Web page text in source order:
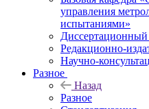
управления
испытаниями»
Диссертационный
Редакционно-
Научно-
Разное
Назад
Разное